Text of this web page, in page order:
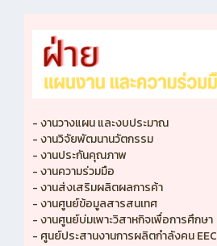
- งานวางแผน และงบประมาณ
- งานวิจัยพัฒนานวัตกรรม
- งานประกันคุณภาพ
- งานความร่วมมือ
- งานส่งเสริมผลิตผลการค้า
- งานศูนย์ข้อมูลสารสนเทศ
- งานศูนย์บ่มเพาะวิสาหกิจเพื่อการศึกษา
- ศูนย์ประสานงานการผลิตกำลังคน EEC